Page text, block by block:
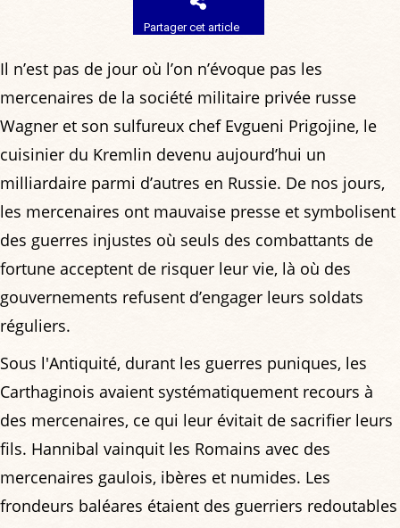
Partager cet article
Il n’est pas de jour où l’on n’évoque pas les
mercenaires de la société militaire privée russe
Wagner et son sulfureux chef Evgueni Prigojine, le
cuisinier du Kremlin devenu aujourd’hui un
milliardaire parmi d’autres en Russie. De nos jours,
les mercenaires ont mauvaise presse et symbolisent
des guerres injustes où seuls des combattants de
fortune acceptent de risquer leur vie, là où des
gouvernements refusent d’engager leurs soldats
réguliers.
Sous l'Antiquité, durant les guerres puniques, les
Carthaginois avaient systématiquement recours à
des mercenaires, ce qui leur évitait de sacrifier leurs
fils. Hannibal vainquit les Romains avec des
mercenaires gaulois, ibères et numides. Les
frondeurs baléares étaient des guerriers redoutables